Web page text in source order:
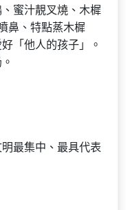
蜜汁靚叉燒、木樨
鼻、特點蒸木樨
「他人的孩子」。
最集中、最具代表